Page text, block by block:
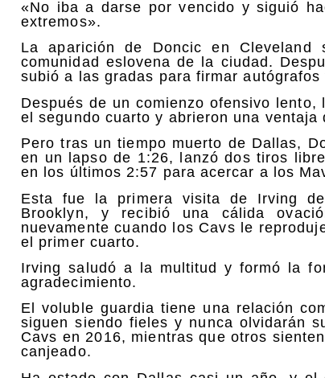
«No iba a darse por vencido y siguió
extremos».
La aparición de Doncic en
comunidad eslovena de la ciudad.
subió a las gradas para firmar
Después de un comienzo ofensivo
el segundo cuarto y abrieron una ventaja
Pero tras un tiempo muerto de Dallas,
en un lapso de 1:26, lanzó dos tiros
en los últimos 2:57 para acercar a los
Esta fue la primera visita de Irving
Brooklyn, y recibió una cálida
nuevamente cuando los Cavs le
el primer cuarto.
Irving saludó a la multitud y formó la
agradecimiento.
El voluble guardia tiene una relación
siguen siendo fieles y nunca olvidarán
Cavs en 2016, mientras que otros
canjeado.